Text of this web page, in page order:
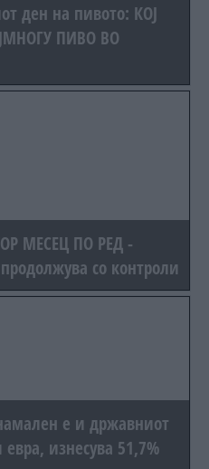
ден на пивото: КОЈ
ПИВО ВО
МЕСЕЦ ПО РЕД -
со контроли
изнесува 51,7%